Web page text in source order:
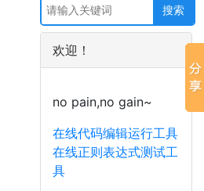
欢迎！
no pain,no gain~
在线代码编辑运行工具
在线正则表达式测试工
具